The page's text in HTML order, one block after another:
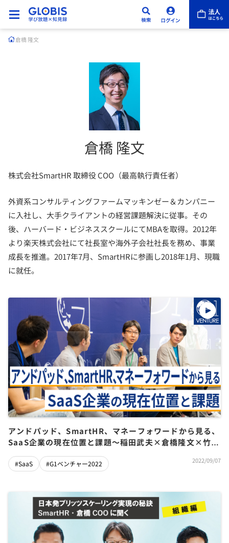
倉橋 隆文
倉橋 隆文
株式会社SmartHR 取締役 COO（最高執行責任者）
外資系コンサルティングファームマッキンゼー＆カンパニー
に入社し、大手クライアントの経営課題解決に従事。その
後、ハーバード・ビジネススクールにてMBAを取得。2012年
より楽天株式会社にて社長室や海外子会社社長を務め、事業
成長を推進。2017年7月、SmartHRに参画し2018年1月、現職
に就任。
アンドパッド、SmartHR、マネーフォワードから見る、
SaaS企業の現在位置と課題～稲田武夫×倉橋隆文×竹田
正信×湯浅エムレ秀和
#SaaS #G1ベンチャー2022 2022/09/07